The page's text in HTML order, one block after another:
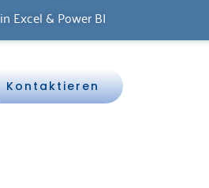
in Excel & Power BI
Kontaktieren